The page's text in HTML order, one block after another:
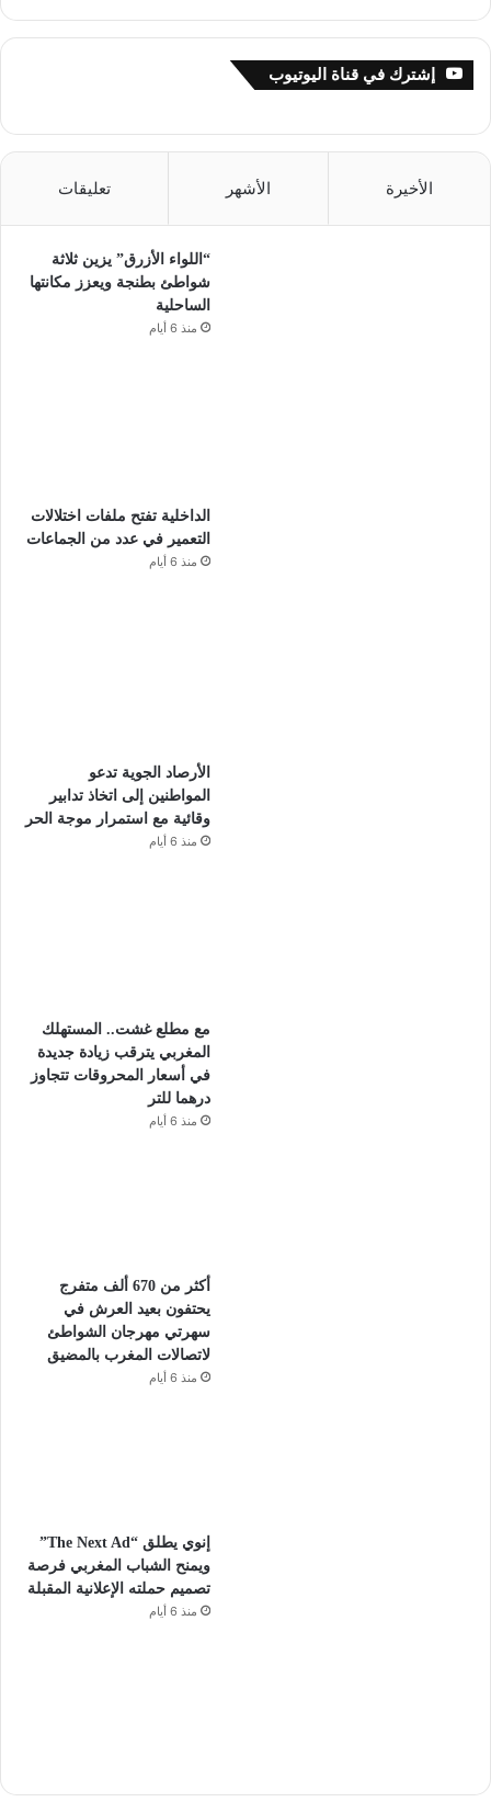
إشترك في قناة اليوتيوب
الأخيرة الأشهر تعليقات
“اللواء الأزرق” يزين ثلاثة
شواطئ بطنجة ويعزز مكانتها
الساحلية
منذ 6 أيام
الداخلية تفتح ملفات اختلالات
التعمير في عدد من الجماعات
منذ 6 أيام
الأرصاد الجوية تدعو
المواطنين إلى اتخاذ تدابير
وقائية مع استمرار موجة الحر
منذ 6 أيام
مع مطلع غشت.. المستهلك
المغربي يترقب زيادة جديدة
في أسعار المحروقات تتجاوز
درهما للتر
منذ 6 أيام
أكثر من 670 ألف متفرج
يحتفون بعيد العرش في
سهرتي مهرجان الشواطئ
لاتصالات المغرب بالمضيق
منذ 6 أيام
إنوي يطلق “The Next Ad”
ويمنح الشباب المغربي فرصة
تصميم حملته الإعلانية المقبلة
منذ 6 أيام